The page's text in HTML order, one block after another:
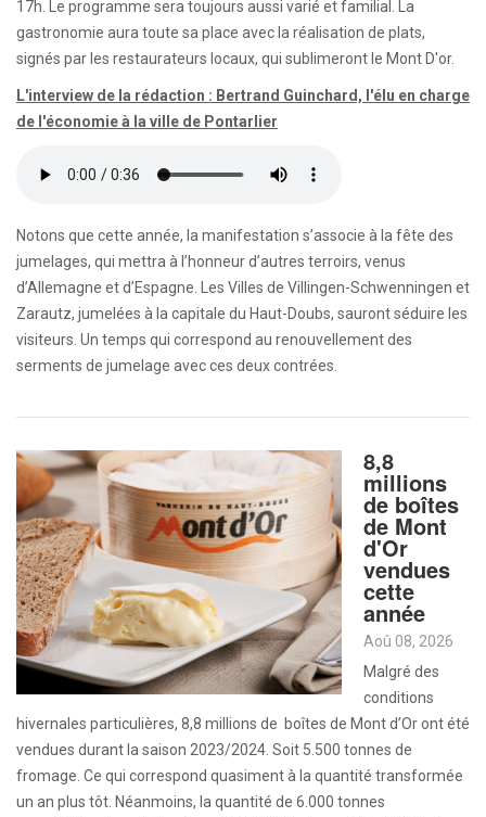
17h. Le programme sera toujours aussi varié et familial. La
gastronomie aura toute sa place avec la réalisation de plats,
signés par les restaurateurs locaux, qui sublimeront le Mont D'or.
L'interview de la rédaction : Bertrand Guinchard, l'élu en charge
de l'économie à la ville de Pontarlier
Notons que cette année, la manifestation s’associe à la fête des
jumelages, qui mettra à l’honneur d’autres terroirs, venus
d’Allemagne et d’Espagne. Les Villes de Villingen-Schwenningen et
Zarautz, jumelées à la capitale du Haut-Doubs, sauront séduire les
visiteurs. Un temps qui correspond au renouvellement des
serments de jumelage avec ces deux contrées.
8,8
millions
de boîtes
de Mont
d'Or
vendues
cette
année
Aoû 08, 2026
Malgré des
conditions
hivernales particulières, 8,8 millions de boîtes de Mont d’Or ont été
vendues durant la saison 2023/2024. Soit 5.500 tonnes de
fromage. Ce qui correspond quasiment à la quantité transformée
un an plus tôt. Néanmoins, la quantité de 6.000 tonnes